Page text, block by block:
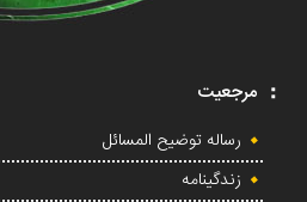
مرجعیت
رساله توضیح المسائل
زندگینامه